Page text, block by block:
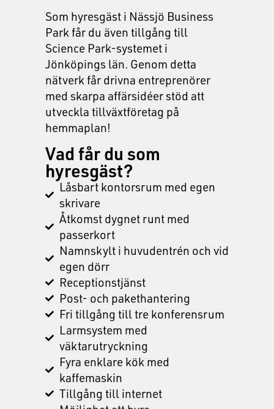
Som hyresgäst i Nässjö Business
Park får du även tillgång till
Science Park-systemet i
Jönköpings län. Genom detta
nätverk får drivna entreprenörer
med skarpa affärsidéer stöd att
utveckla tillväxtföretag på
hemmaplan!
Vad får du som
hyresgäst?
Låsbart kontorsrum med egen
skrivare
Åtkomst dygnet runt med
passerkort
Namnskylt i huvudentrén och vid
egen dörr
Receptionstjänst
Post- och pakethantering
Fri tillgång till tre konferensrum
Larmsystem med
väktarutryckning
Fyra enklare kök med
kaffemaskin
Tillgång till internet